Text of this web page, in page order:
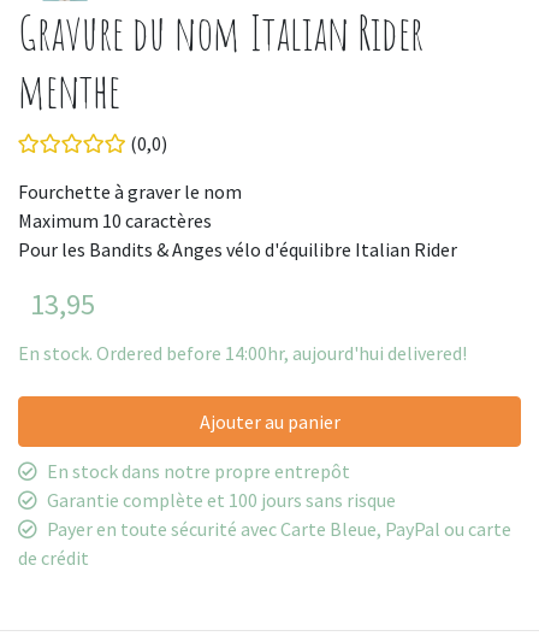
Gravure du nom Italian Rider
menthe
(0,0)
Fourchette à graver le nom
Maximum 10 caractères
Pour les Bandits & Anges vélo d'équilibre Italian Rider
13,95
En stock. Ordered before 14:00hr, aujourd'hui delivered!
Ajouter au panier
En stock dans notre propre entrepôt
Garantie complète et 100 jours sans risque
Payer en toute sécurité avec Carte Bleue, PayPal ou carte
de crédit